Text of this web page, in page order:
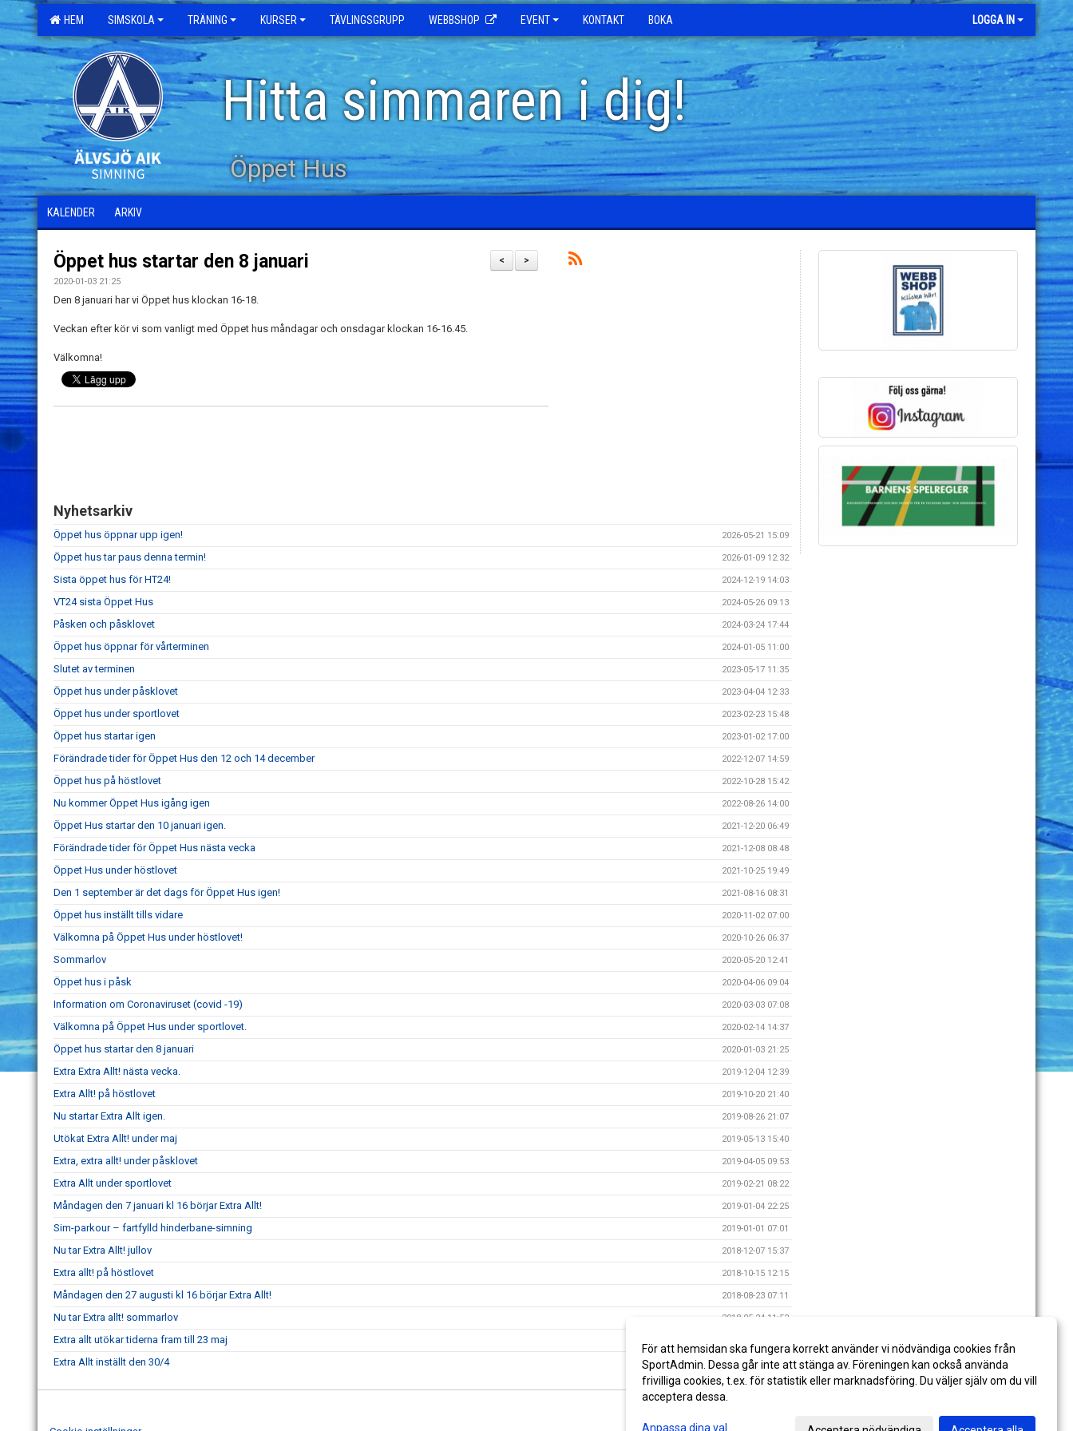
HEM SIMSKOLA TRÄNING KURSER TÄVLINGSGRUPP WEBBSHOP EVENT KONTAKT BOKA LOGGA IN
Hitta simmaren i dig!
Öppet Hus
KALENDER ARKIV
>
<
Öppet hus startar den 8 januari
2020-01-03 21:25
Den 8 januari har vi Öppet hus klockan 16-18.
Veckan efter kör vi som vanligt med Öppet hus måndagar och onsdagar klockan 16-16.45.
Välkomna!
Nyhetsarkiv
Öppet hus öppnar upp igen! 2026-05-21 15:09
Öppet hus tar paus denna termin! 2026-01-09 12:32
Sista öppet hus för HT24! 2024-12-19 14:03
VT24 sista Öppet Hus 2024-05-26 09:13
Påsken och påsklovet 2024-03-24 17:44
Öppet hus öppnar för vårterminen 2024-01-05 11:00
Slutet av terminen 2023-05-17 11:35
Öppet hus under påsklovet 2023-04-04 12:33
Öppet hus under sportlovet 2023-02-23 15:48
Öppet hus startar igen 2023-01-02 17:00
Förändrade tider för Öppet Hus den 12 och 14 december 2022-12-07 14:59
Öppet hus på höstlovet 2022-10-28 15:42
Nu kommer Öppet Hus igång igen 2022-08-26 14:00
Öppet Hus startar den 10 januari igen. 2021-12-20 06:49
Förändrade tider för Öppet Hus nästa vecka 2021-12-08 08:48
Öppet Hus under höstlovet 2021-10-25 19:49
Den 1 september är det dags för Öppet Hus igen! 2021-08-16 08:31
Öppet hus inställt tills vidare 2020-11-02 07:00
Välkomna på Öppet Hus under höstlovet! 2020-10-26 06:37
Sommarlov 2020-05-20 12:41
Öppet hus i påsk 2020-04-06 09:04
Information om Coronaviruset (covid -19) 2020-03-03 07:08
Välkomna på Öppet Hus under sportlovet. 2020-02-14 14:37
Öppet hus startar den 8 januari 2020-01-03 21:25
Extra Extra Allt! nästa vecka. 2019-12-04 12:39
Extra Allt! på höstlovet 2019-10-20 21:40
Nu startar Extra Allt igen. 2019-08-26 21:07
Utökat Extra Allt! under maj 2019-05-13 15:40
Extra, extra allt! under påsklovet 2019-04-05 09:53
Extra Allt under sportlovet 2019-02-21 08:22
Måndagen den 7 januari kl 16 börjar Extra Allt! 2019-01-04 22:25
Sim-parkour – fartfylld hinderbane-simning 2019-01-01 07:01
Nu tar Extra Allt! jullov 2018-12-07 15:37
Extra allt! på höstlovet 2018-10-15 12:15
Måndagen den 27 augusti kl 16 börjar Extra Allt! 2018-08-23 07:11
Nu tar Extra allt! sommarlov 2018-05-24 11:52
Extra allt utökar tiderna fram till 23 maj
Extra Allt inställt den 30/4 2018-04-20 07:42
För att hemsidan ska fungera korrekt använder vi nödvändiga cookies från
SportAdmin. Dessa går inte att stänga av. Föreningen kan också använda
frivilliga cookies, t.ex. för statistik eller marknadsföring. Du väljer själv om du vill
acceptera dessa.
Anpassa dina val